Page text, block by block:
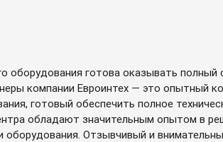
оборудования готова оказывать
компании Евроинтех — это опытный
готовый обеспечить полное
обладают значительным опытом в
оборудования. Отзывчивый и